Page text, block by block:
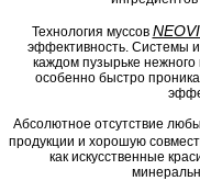
Технология муссов
эффективность. Системы
каждом пузырьке нежного
особенно быстро
Абсолютное отсутствие
продукции и хорошую
как искусственные